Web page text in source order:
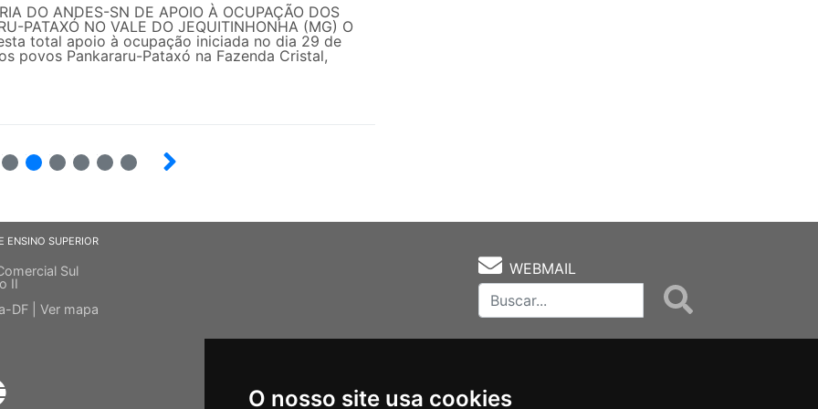
O nosso site usa cookies
DO ANDES-SN DE APOIO À OCUPAÇÃO DOS
PATAXÓ NO VALE DO JEQUITINHONHA (MG) O
total apoio à ocupação iniciada no dia 29 de
povos Pankararu-Pataxó na Fazenda Cristal,
ENSINO SUPERIOR
Sul
II
DF | Ver mapa
WEBMAIL